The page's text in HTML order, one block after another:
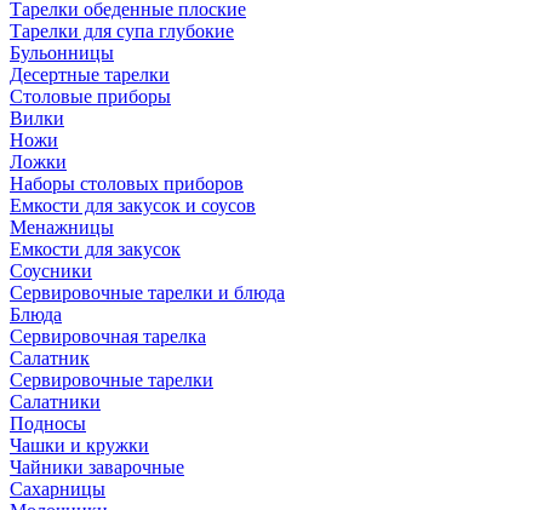
Тарелки обеденные плоские
Тарелки для супа глубокие
Бульонницы
Десертные тарелки
Столовые приборы
Вилки
Ножи
Ложки
Наборы столовых приборов
Емкости для закусок и соусов
Менажницы
Емкости для закусок
Соусники
Сервировочные тарелки и блюда
Блюда
Сервировочная тарелка
Салатник
Сервировочные тарелки
Салатники
Подносы
Чашки и кружки
Чайники заварочные
Сахарницы